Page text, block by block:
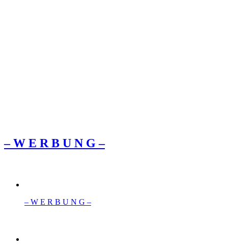
– W Ε R Β U Ν G –
– W Ε R Β U Ν G –